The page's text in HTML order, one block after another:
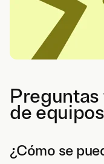
de equipos
¿Cómo se